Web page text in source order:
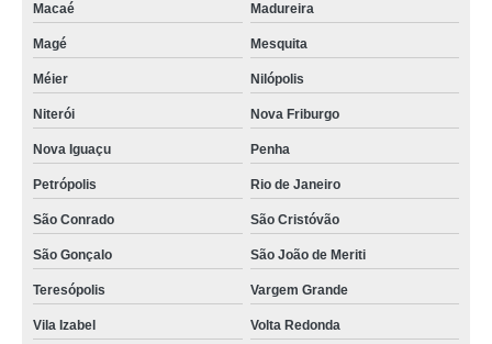
Macaé Madureira
Magé Mesquita
Méier Nilópolis
Niterói Nova Friburgo
Nova Iguaçu Penha
Petrópolis Rio de Janeiro
São Conrado São Cristóvão
São Gonçalo São João de Meriti
Teresópolis Vargem Grande
Vila Izabel
Volta Redonda